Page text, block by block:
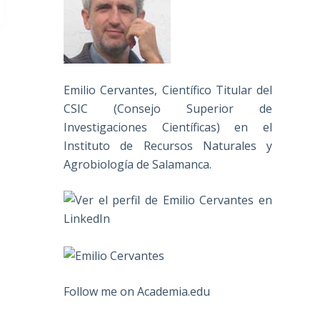
Emilio Cervantes, Científico Titular del
CSIC (Consejo Superior de
Investigaciones Científicas) en el
Instituto de Recursos Naturales y
Agrobiología de Salamanca.
Follow me on Academia.edu